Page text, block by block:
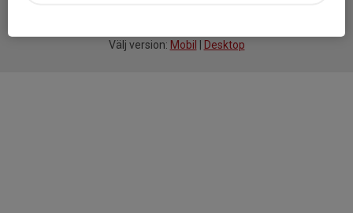
Välj version: Mobil Desktop